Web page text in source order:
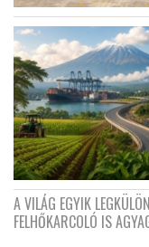
A VILÁG EGYIK
FELHŐKARCOLÓ IS